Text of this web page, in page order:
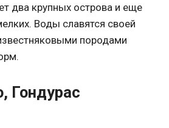
два крупных острова и еще
Воды славятся своей
породами
Гондурас